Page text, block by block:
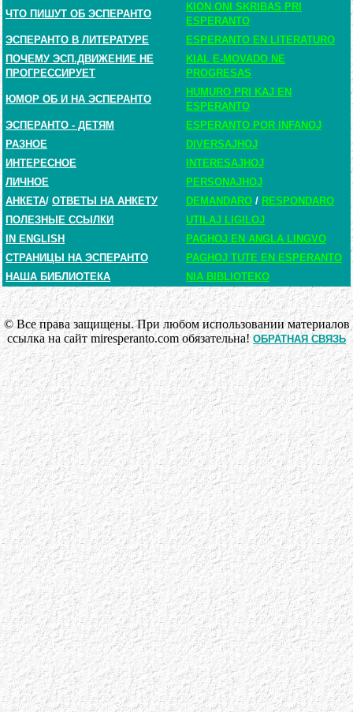
ЧТО ПИШУТ ОБ ЭСПЕРАНТО
KION ONI SKRIBAS PRI
ESPERANTO
ЭСПЕРАНТО В ЛИТЕРАТУРЕ
ESPERANTO EN LITERATURO
ПОЧЕМУ ЭСП.ДВИЖЕНИЕ НЕ
ПРОГРЕССИРУЕТ
KIAL E-MOVADO NE
PROGRESAS
ЮМОР ОБ И НА ЭСПЕРАНТО
HUMURO PRI KAJ EN
ESPERANTO
ЭСПЕРАНТО - ДЕТЯМ
ESPERANTO POR INFANOJ
РАЗНОЕ
DIVERSAJHOJ
ИНТЕРЕСНОЕ
INTERESAJHOJ
ЛИЧНОЕ
PERSONAJHOJ
АНКЕТА/ ОТВЕТЫ НА АНКЕТУ DEMANDARO / RESPONDARO
ПОЛЕЗНЫЕ ССЫЛКИ
UTILAJ LIGILOJ
IN ENGLISH
PAGHOJ EN ANGLA LINGVO
СТРАНИЦЫ НА ЭСПЕРАНТО
PAGHOJ TUTE EN ESPERANTO
НАША БИБЛИОТЕКА
NIA BIBLIOTEKO
© Все права защищены. При любом использовании материалов
ссылка на сайт miresperanto.com обязательна!ОБРАТНАЯ СВЯЗЬ